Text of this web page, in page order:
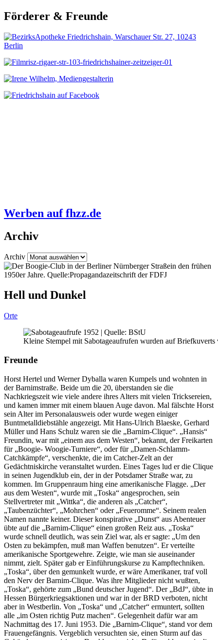
Förderer & Freunde
Werben auf fhzz.de
Archiv
Archiv
Hell und Dunkel
Orte
Kleine Stempel mit Sabotageaufrufen wurden auf
Freunde
Horst Hertel und Werner Dyballa waren Kumpels und wohnten in
der Barnimstraße. Beide um die 20, überstanden sie die
Nachkriegszeit wie viele andere ihres Alters mit vielen Tricksereien,
und kamen immer mit einem blauen Auge davon. Mal fälschte Horst
sein Alter im Personalausweis oder wurde wegen einiger
Buntmetalldiebstähle angezeigt. Mit Hans-Ulrich Blaeske, Gerhard
Müller und Hans Schulz waren sie die „Barnim-Clique“. „Hansis“
Freundin, war mit „einem aus dem Westen“, bekannt, der Freikarten
für „Boogie- Woogie-Turniere“, oder für „Damen-Schlamm-
Catchkämpfe“, verschenkte, die im Catcher-Zelt an der
Gedächtniskirche veranstaltet wurden. Eines Tages lud er die Clique
in seinen Jugendklub ein, der in der Potsdamer Straße war, zu
kommen. Im Gruppenraum hing eine amerikanische Flagge. „Der
aus dem Westen“, wurde mit „Toska“ angesprochen, sein
Stellvertreter mit „Wittka“, die anderen als „Catcher“,
„Taubenzüchter“, „Mohrchen“ oder „Feueromme“. Seinem realen
Namen nannte keiner. Dieser konspirative „Dunst“ aus Abenteuer
übte auf die „Barnim-Clique“ einen großen Reiz aus. „Toska“
wurde schnell deutlich, was sein Ziel war, als er sagte: „Um den
Osten zu bekämpfen, muß man Waffen benutzen“. Er verteilte
amerikanische Sportgewehre. Zeigte, wie man sie auseinander
nimmt, zielt. Später gab er Einführungskurse zu Kampftechniken.
„Toska“, über den gemunkelt wurde, er wäre Amerikaner, traf voll
den Nerv der Barnim-Clique. Was ihre Mitglieder nicht wußten,
„Toska“, gehörte zum „Bund deutscher Jugend“. Der „BdJ“, übte in
Hessen Bürgerkriegsaktionen und war in der BRD verboten, nicht
aber in Westberlin. Von „Toska“ und „Catcher“ ermuntert, sollten
alle „im Osten richtig Putz machen“. Gelegenheit dafür war am
Nachmittag des 17. Juni 1953. Die „Barnim-Clique“, stand vor dem
Frauengefängnis. Vergeblich versuchten sie, einen Sturm auf das